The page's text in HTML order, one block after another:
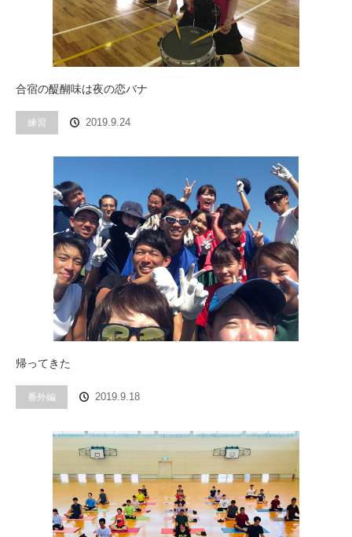
合宿の醍醐味は夜の恋バナ
練習 2019.9.24
帰ってきた
番外編 2019.9.18